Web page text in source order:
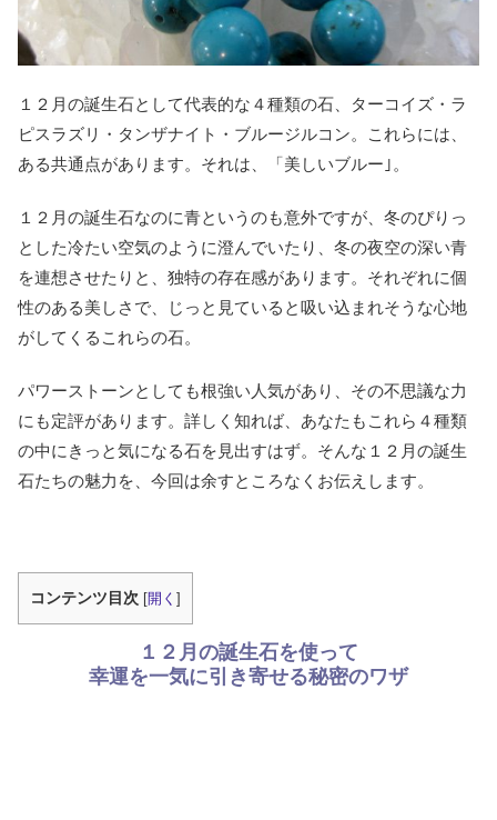
１２月の誕生石として代表的な４種類の石、ターコイズ・ラ
ピスラズリ・タンザナイト・ブルージルコン。これらには、
ある共通点があります。それは、「美しいブルー｣。
１２月の誕生石なのに青というのも意外ですが、冬のぴりっ
とした冷たい空気のように澄んでいたり、冬の夜空の深い青
を連想させたりと、独特の存在感があります。それぞれに個
性のある美しさで、じっと見ていると吸い込まれそうな心地
がしてくるこれらの石。
パワーストーンとしても根強い人気があり、その不思議な力
にも定評があります。詳しく知れば、あなたもこれら４種類
の中にきっと気になる石を見出すはず。そんな１２月の誕生
石たちの魅力を、今回は余すところなくお伝えします。
コンテンツ目次 [開く ]
１２月の誕生石を使って
幸運を一気に引き寄せる秘密のワザ